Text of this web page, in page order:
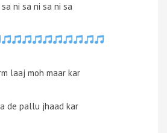
sa ni sa ni sa ni sa
laaj moh maar kar
de pallu jhaad kar